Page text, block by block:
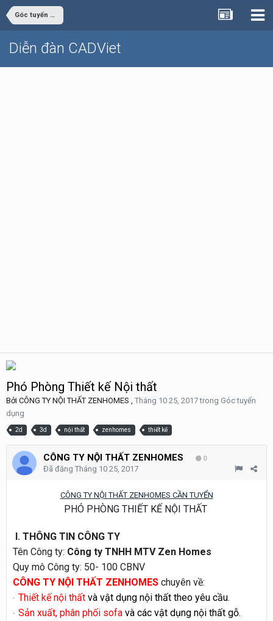
Góc tuyển dụng
Diễn đàn CADViet
Phó Phòng Thiết kế Nội thất
Bởi CÔNG TY NỘI THẤT ZENHOMES , Tháng 10 25, 2017trong Góc tuyển
dụng
2d 3d nội thất zenhomes thiết kế
CÔNG TY NỘI THẤT ZENHOMES 0
Đã đăng Tháng 10 25, 2017
CÔNG TY NỘI THẤT ZENHOMES CẦN TUYỂN
PHÓ PHÒNG THIẾT KẾ NỘI THẤT
I. THÔNG TIN CÔNG TY
Tên Công ty: Công ty TNHH MTV Zen Homes
Quy mô Công ty: 50- 100 CBNV
CÔNG TY NỘI THẤT ZENHOMES chuyên về:
· Thiết kế nội thất và vật dụng nội thất theo yêu cầu.
· Sản xuất, phân phối sofa và các vật dụng nội thất gỗ.